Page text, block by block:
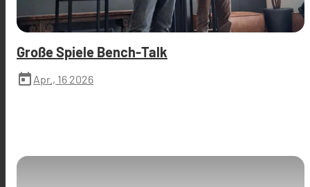
Große Spiele Bench-Talk
today Apr., 16 2026